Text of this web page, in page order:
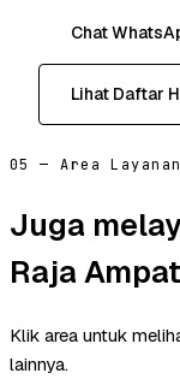
Chat
Lihat Daftar
05 — Area Layanan
Juga
Raja Ampat
Klik area untuk
lainnya.